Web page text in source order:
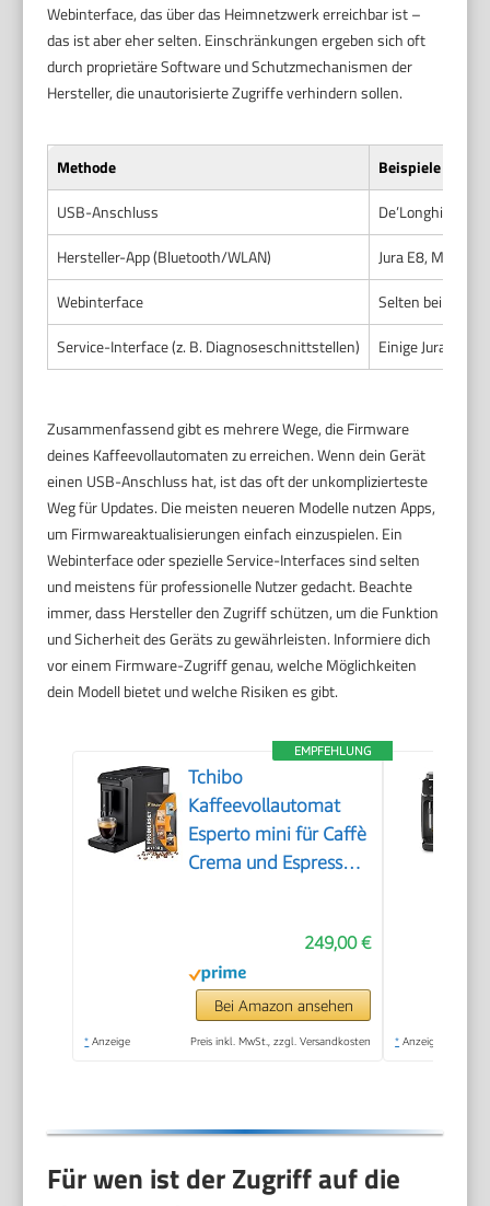
Webinterface, das über das Heimnetzwerk erreichbar ist –
das ist aber eher selten. Einschränkungen ergeben sich oft
durch proprietäre Software und Schutzmechanismen der
Hersteller, die unautorisierte Zugriffe verhindern sollen.
Methode
Beispiele für
USB-Anschluss
De’Longhi
Hersteller-App (Bluetooth/WLAN)
Jura E8, Melitta
Webinterface
Selten bei
Service-Interface (z. B. Diagnoseschnittstellen)
Einige Jura-
Zusammenfassend gibt es mehrere Wege, die Firmware
deines Kaffeevollautomaten zu erreichen. Wenn dein Gerät
einen USB-Anschluss hat, ist das oft der unkomplizierteste
Weg für Updates. Die meisten neueren Modelle nutzen Apps,
um Firmwareaktualisierungen einfach einzuspielen. Ein
Webinterface oder spezielle Service-Interfaces sind selten
und meistens für professionelle Nutzer gedacht. Beachte
immer, dass Hersteller den Zugriff schützen, um die Funktion
und Sicherheit des Geräts zu gewährleisten. Informiere dich
vor einem Firmware-Zugriff genau, welche Möglichkeiten
dein Modell bietet und welche Risiken es gibt.
EMPFEHLUNG
Tchibo
Kaffeevollautomat
Esperto mini für Caffè
Crema und Espresso,
geeignet für jede
Küche, Camping,
Studentenapartment,
Schwarz - INKLUSIVE
249,00 €
Bei Amazon ansehen
* Anzeige Preis inkl. MwSt., zzgl. Versandkosten * Anzeige
Für wen ist der Zugriff auf die